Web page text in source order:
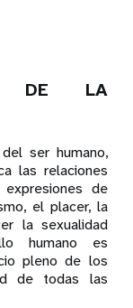
DE LA
ser humano,
las relaciones
de
el placer, la
la sexualidad
humano es
pleno de los
de todas las